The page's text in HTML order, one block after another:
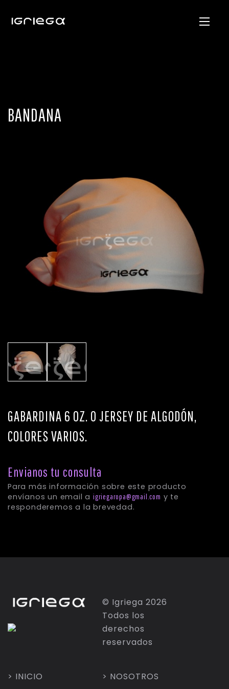
BANDANA
GABARDINA 6 OZ. O JERSEY DE ALGODÓN,
COLORES VARIOS.
Envianos tu consulta
Para más información sobre este
envíanos un email aigriegaropa@gmail.com
responderemos a la brevedad.
© Igriega 2026
Todos los
derechos
reservados
> INICIO
> NOSOTROS